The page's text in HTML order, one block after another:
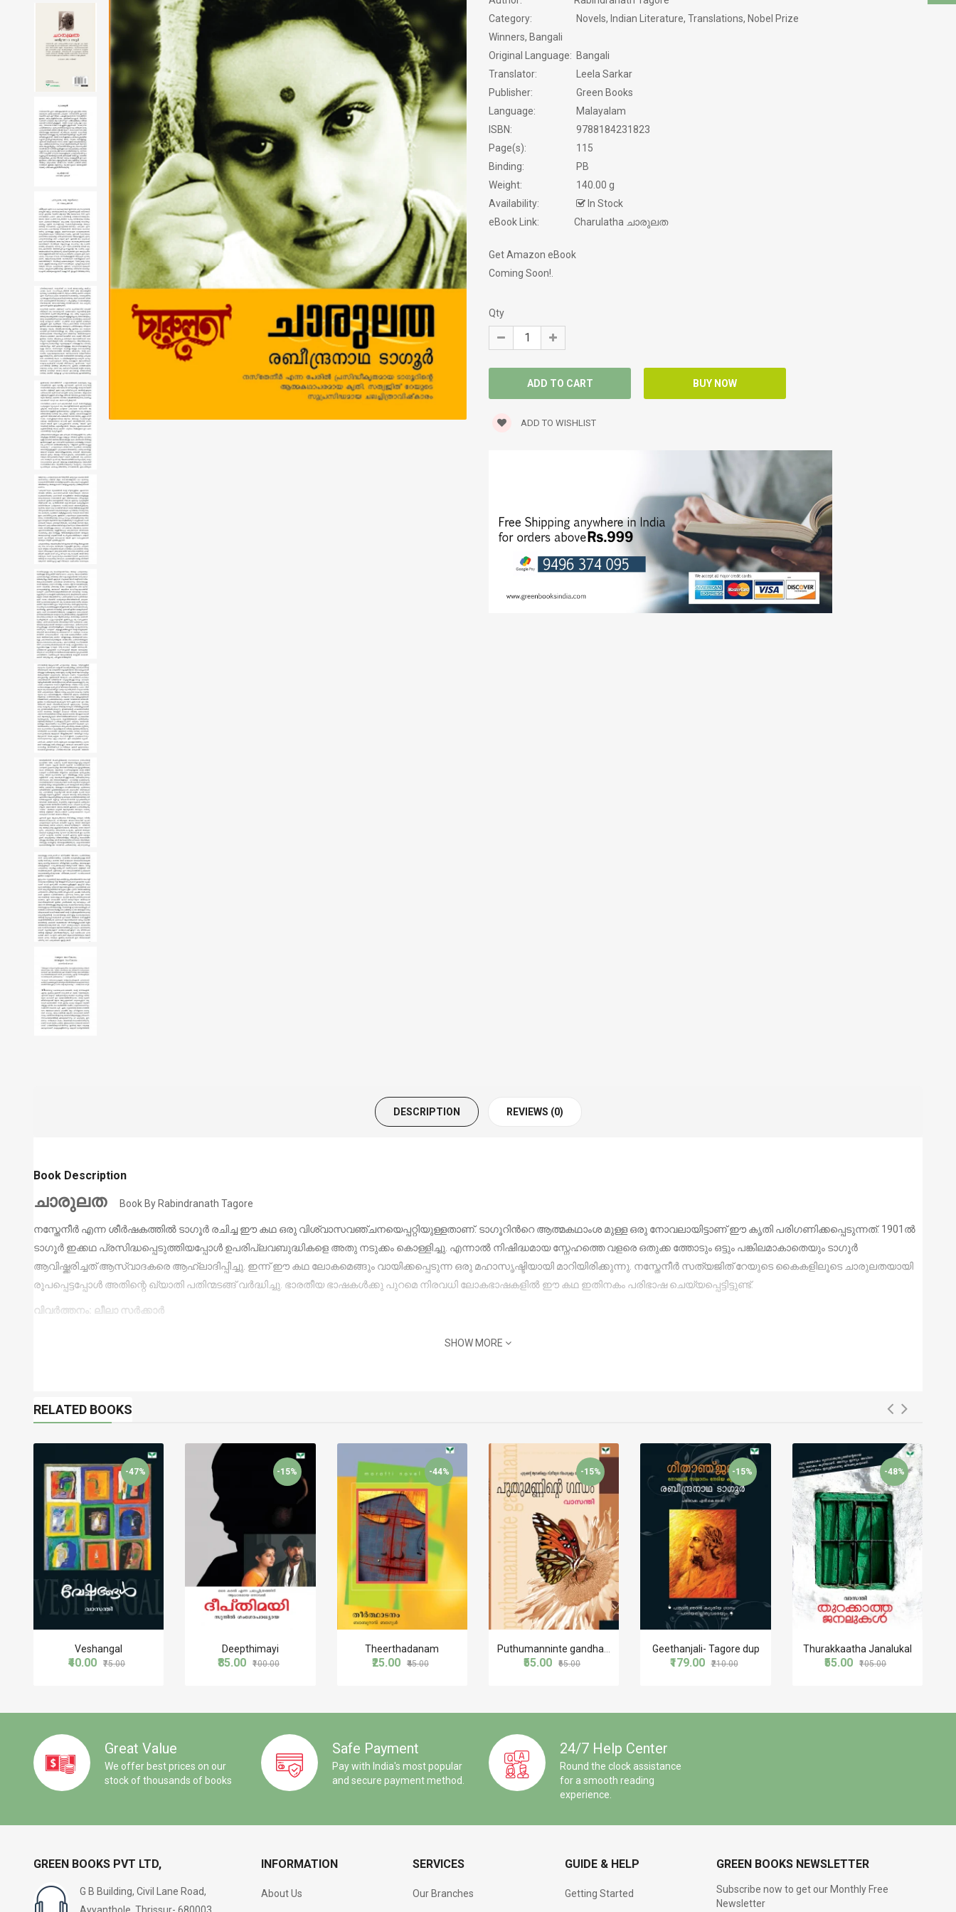
Category:
Novels, Indian Literature, Translations, Nobel Prize
Winners, Bangali
Original Language: Bangali
Translator:
Leela Sarkar
Publisher:
Green Books
Language:
Malayalam
ISBN:
9788184231823
Page(s):
115
Binding:
PB
Weight:
140.00 g
Availability:
In Stock
eBook Link:
Charulatha ചാരുലത
Get Amazon eBook
Coming Soon!.
Qty
ADD TO WISHLIST
SERVICE STORY
SPIRITUAL
STORIES
TRAVELOGUE
WORLD CLASSICS
DESCRIPTION REVIEWS (0)
Book Description
ചാരുലതBook By Rabindranath Tagore
നസ്തേനീർ എന്ന ശീർഷകത്തിൽ ടാഗൂർ രചിച്ച ഈ കഥ ഒരു വിശ്വാസവഞ്ചനയെപ്പറ്റിയുള്ളതാണ്. ടാഗൂറിൻറെ ആത്മകഥാംശ മുള്ള ഒരു നോവലായിട്ടാണ് ഈ കൃതി പരിഗണിക്കപ്പെടുന്നത്. 1901ൽ
ടാഗൂർ ഇക്കഥ പ്രസിദ്ധപ്പെടുത്തിയപ്പോൾ ഉപരിപ്ലവബുദ്ധികളെ അതു നടുക്കം കൊള്ളിച്ചു. എന്നാൽ നിഷിദ്ധമായ സ്നേഹത്തെ വളരെ ഒതുക്ക ത്തോടും ഒട്ടും പങ്കിലമാകാതെയും ടാഗൂർ
ആവിഷ്ക്കരിച്ചത് ആസ്വാദകരെ ആഹ്ലാദിപ്പിച്ചു. ഇന്ന് ഈ കഥ ലോകമെങ്ങും വായിക്കപ്പെടുന്ന ഒരു മഹാസൃഷ്ടിയായി മാറിയിരിക്കുന്നു. നസ്തേനീർ സത്യജിത് റേയുടെ കൈകളിലൂടെ ചാരുലതയായി
രൂപപ്പെട്ടപ്പോൾ അതിന്റെ ഖ്യാതി പതിന്മടങ്ങ് വർദ്ധിച്ചു. ഭാരതീയ ഭാഷകൾക്കു പുറമെ നിരവധി ലോകഭാഷകളിൽ ഈ കഥ ഇതിനകം പരിഭാഷ ചെയ്യപ്പെട്ടിട്ടുണ്ട്.
വിവര്‍ത്തനം: ലീലാ സര്‍ക്കാര്‍
SHOW MORE
RELATED BOOKS
-47%
Veshangal
₹40.00 ₹75.00
-15%
Deepthimayi
₹85.00 ₹100.00
-44%
Theerthadanam
₹25.00 ₹45.00
-15%
Puthumanninte gandham
₹55.00 ₹65.00
-15%
Geethanjali- Tagore dup
₹179.00 ₹210.00
-48%
Thurakkaatha Janalukal
₹55.00 ₹105.00
Great Value
We offer best prices on our
stock of thousands of books
Safe Payment
Pay with India's most popular
and secure payment method.
24/7 Help Center
Round the clock assistance
for a smooth reading
experience.
GREEN BOOKS PVT LTD,
G B Building, Civil Lane Road,
INFORMATION
About Us
SERVICES
Our Branches
GUIDE & HELP
Getting Started
GREEN BOOKS NEWSLETTER
Subscribe now to get our Monthly Free
Newsletter